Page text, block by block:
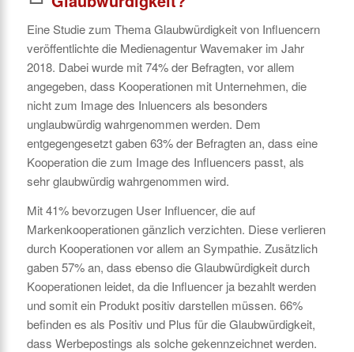
Eine Studie zum Thema Glaubwürdigkeit von Influencern
veröffentlichte die Medienagentur Wavemaker im Jahr
2018. Dabei wurde mit 74% der Befragten, vor allem
angegeben, dass Kooperationen mit Unternehmen, die
nicht zum Image des Inluencers als besonders
unglaubwürdig wahrgenommen werden. Dem
entgegengesetzt gaben 63% der Befragten an, dass eine
Kooperation die zum Image des Influencers passt, als
sehr glaubwürdig wahrgenommen wird.
Mit 41% bevorzugen User Influencer, die auf
Markenkooperationen gänzlich verzichten. Diese verlieren
durch Kooperationen vor allem an Sympathie. Zusätzlich
gaben 57% an, dass ebenso die Glaubwürdigkeit durch
Kooperationen leidet, da die Influencer ja bezahlt werden
und somit ein Produkt positiv darstellen müssen. 66%
befinden es als Positiv und Plus für die Glaubwürdigkeit,
dass Werbepostings als solche gekennzeichnet werden.